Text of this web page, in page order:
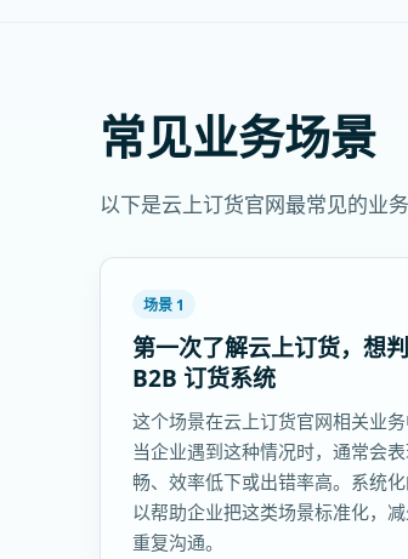
常见业务场景
以下是云上订货官网最常见的业
场景 1
第一次了解云上订货，想
B2B 订货系统
这个场景在云上订货官网相关业务
当企业遇到这种情况时，通常会
畅、效率低下或出错率高。系统
以帮助企业把这类场景标准化，
重复沟通。